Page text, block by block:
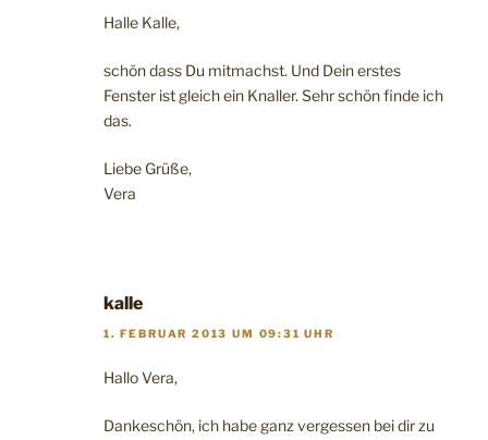
Halle Kalle,
schön dass Du mitmachst. Und Dein erstes
Fenster ist gleich ein Knaller. Sehr schön finde ich
das.
Liebe Grüße,
Vera
kalle
1. FEBRUAR 2013 UM 09:31 UHR
Hallo Vera,
Dankeschön, ich habe ganz vergessen bei dir zu